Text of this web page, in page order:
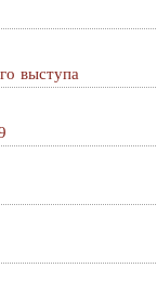
выступа